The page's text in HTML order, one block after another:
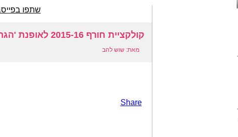
שתפו
קולקציית חורף 2015-16 לאופנת 'הגרה'
מאת: שוש להב
Share